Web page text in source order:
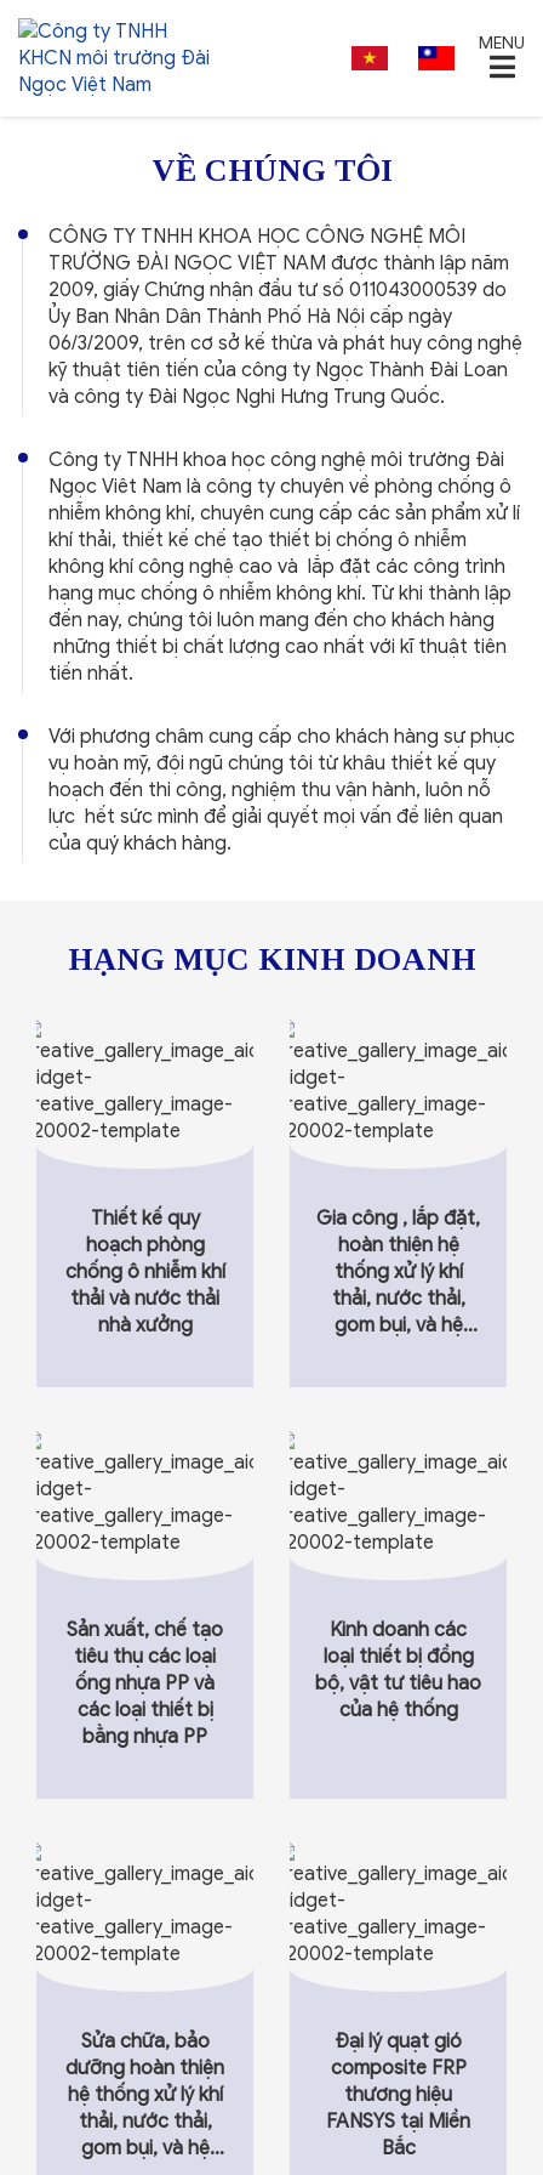
VỀ CHÚNG TÔI
HẠNG MỤC KINH DOANH
CÔNG TRÌNH ĐÃ THỰC HIỆN
LIÊN HỆ
MENU
VỀ CHÚNG TÔI
CÔNG TY TNHH KHOA HỌC CÔNG NGHỆ MÔI
TRƯỜNG ĐÀI NGỌC VIỆT NAM được thành lập năm
2009, giấy Chứng nhận đầu tư số 011043000539 do
Ủy Ban Nhân Dân Thành Phố Hà Nội cấp ngày
06/3/2009, trên cơ sở kế thừa và phát huy công nghệ
kỹ thuật tiên tiến của công ty Ngọc Thành Đài Loan
và công ty Đài Ngọc Nghi Hưng Trung Quốc.
Công ty TNHH khoa học công nghệ môi trường Đài
Ngọc Viêt Nam là công ty chuyên về phòng chống ô
nhiễm không khí, chuyên cung cấp các sản phẩm xử lí
khí thải, thiết kế chế tạo thiết bị chống ô nhiễm
không khí công nghệ cao và lắp đặt các công trình
hạng mục chống ô nhiễm không khí. Từ khi thành lập
đến nay, chúng tôi luôn mang đến cho khách hàng
những thiết bị chất lượng cao nhất với kĩ thuật tiên
tiến nhất.
Với phương châm cung cấp cho khách hàng sự phục
vụ hoàn mỹ, đội ngũ chúng tôi từ khâu thiết kế quy
hoạch đến thi công, nghiệm thu vận hành, luôn nỗ
lực hết sức mình để giải quyết mọi vấn đề liên quan
của quý khách hàng.
HẠNG MỤC KINH DOANH
Thiết kế quy
hoạch phòng
chống ô nhiễm khí
thải và nước thải
nhà xưởng
Gia công , lắp đặt,
hoàn thiện hệ
thống xử lý khí
thải, nước thải,
gom bụi, và hệ
Sản xuất, chế tạo
tiêu thụ các loại
ống nhựa PP và
các loại thiết bị
bằng nhựa PP
Kinh doanh các
loại thiết bị đồng
bộ, vật tư tiêu hao
của hệ thống
Sửa chữa, bảo
dưỡng hoàn thiện
hệ thống xử lý khí
thải, nước thải,
gom bụi, và hệ
Đại lý quạt gió
composite FRP
thương hiệu
FANSYS tại Miền
Bắc